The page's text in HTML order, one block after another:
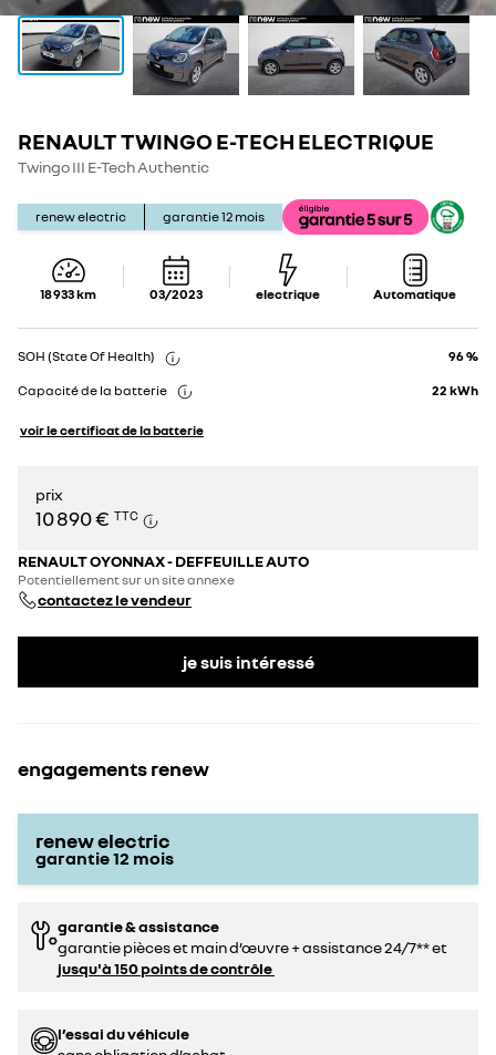
RENAULT TWINGO E-TECH ELECTRIQUE
Twingo III E-Tech Authentic
renew electric garantie12 mois
18 933km 03/2023 electrique Automatique
SOH (State Of Health)
Show
96 %
Capacité de la batterie
Show
22 kWh
voir le certificat de la batterie
prix
10 890 € TTC
RENAULT OYONNAX - DEFFEUILLE AUTO
Potentiellement sur un site annexe
contactez le vendeur
je suis intéressé
engagements renew
renew electric
garantie12 mois
garantie & assistance
garantie pièces et main d’œuvre + assistance 24/7** et
jusqu'à 150 points de contrôle
l’essai du véhicule